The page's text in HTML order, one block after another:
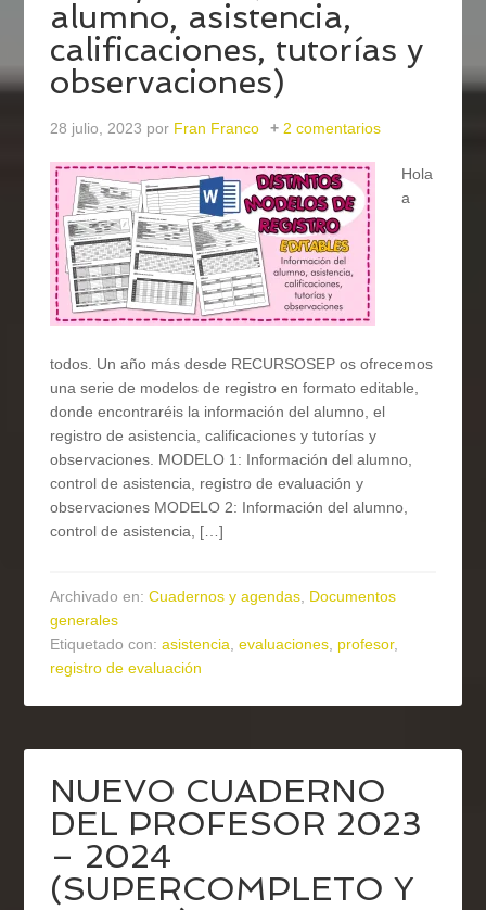
alumno, asistencia,
calificaciones, tutorías y
observaciones)
28 julio, 2023 por Fran Franco 2 comentarios
Hola
a
todos. Un año más desde RECURSOSEP os ofrecemos
una serie de modelos de registro en formato editable,
donde encontraréis la información del alumno, el
registro de asistencia, calificaciones y tutorías y
observaciones. MODELO 1: Información del alumno,
control de asistencia, registro de evaluación y
observaciones MODELO 2: Información del alumno,
control de asistencia, […]
Archivado en:Cuadernos y agendas, Documentos
generales
Etiquetado con:asistencia,evaluaciones, profesor,
registro de evaluación
NUEVO CUADERNO
DEL PROFESOR 2023
– 2024
(SUPERCOMPLETO Y